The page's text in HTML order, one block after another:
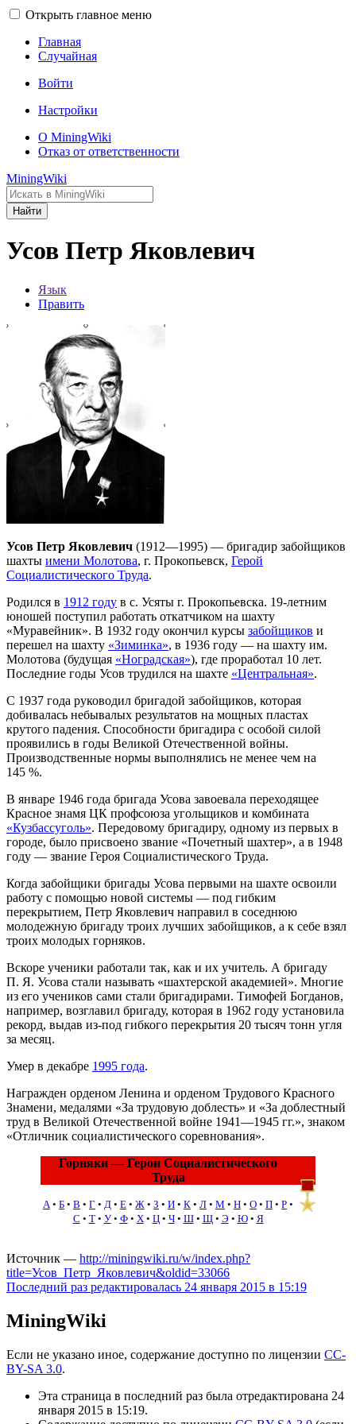
Открыть главное меню
Главная
Случайная
Войти
Настройки
О MiningWiki
Отказ от ответственности
MiningWiki
Найти
Усов Петр Яковлевич
Язык
Править
Усов Петр Яковлевич (1912—1995) — бригадир забойщиков
шахты имени Молотова, г. Прокопьевск, Герой
Социалистического Труда.
Родился в 1912 году в с. Усяты г. Прокопьевска. 19-летним
юношей поступил работать откатчиком на шахту
«Муравейник». В 1932 году окончил курсы забойщиков и
перешел на шахту «Зиминка», в 1936 году — на шахту им.
Молотова (будущая «Ноградская»), где проработал 10 лет.
Последние годы Усов трудился на шахте «Центральная».
С 1937 года руководил бригадой забойщиков, которая
добивалась небывалых результатов на мощных пластах
крутого падения. Способности бригадира с особой силой
проявились в годы Великой Отечественной войны.
Производственные нормы выполнялись не менее чем на
145 %.
В январе 1946 года бригада Усова завоевала переходящее
Красное знамя ЦК профсоюза угольщиков и комбината
«Кузбассуголь». Передовому бригадиру, одному из первых в
городе, было присвоено звание «Почетный шахтер», а в 1948
году — звание Героя Социалистического Труда.
Когда забойщики бригады Усова первыми на шахте освоили
работу с помощью новой системы — под гибким
перекрытием, Петр Яковлевич направил в соседнюю
молодежную бригаду троих лучших забойщиков, а к себе взял
троих молодых горняков.
Вскоре ученики работали так, как и их учитель. А бригаду
П. Я. Усова стали называть «шахтерской академией». Многие
из его учеников сами стали бригадирами. Тимофей Богданов,
например, возглавил бригаду, которая в 1962 году установила
рекорд, выдав из-под гибкого перекрытия 20 тысяч тонн угля
за месяц.
Умер в декабре 1995 года.
Награжден орденом Ленина и орденом Трудового Красного
Знамени, медалями «За трудовую доблесть» и «За доблестный
труд в Великой Отечественной войне 1941—1945 гг.», знаком
«Отличник социалистического соревнования».
Горняки — Герои Социалистического
Труда
А• Б • В • Г • Д • Е • Ж • З • И • К • Л • М • Н • О • П • Р •
С • Т• У• Ф• Х• Ц• Ч• Ш• Щ• Э • Ю• Я
Источник — http://miningwiki.ru/w/index.php?
title=Усов_Петр_Яковлевич&oldid=33066
Последний раз редактировалась 24 января 2015 в 15:19
MiningWiki
Если не указано иное, содержание доступно по лицензии CC-
BY-SA 3.0.
Эта страница в последний раз была отредактирована 24
января 2015 в 15:19.